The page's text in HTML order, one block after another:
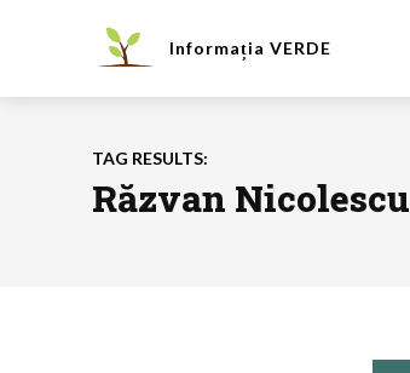
Informația VERDE
TAG RESULTS:
Răzvan Nicolescu